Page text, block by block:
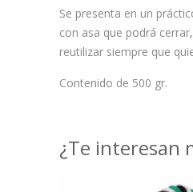
Se presenta en un
con asa que podrá
reutilizar siempre que
Contenido de 500 gr.
¿Te interesan